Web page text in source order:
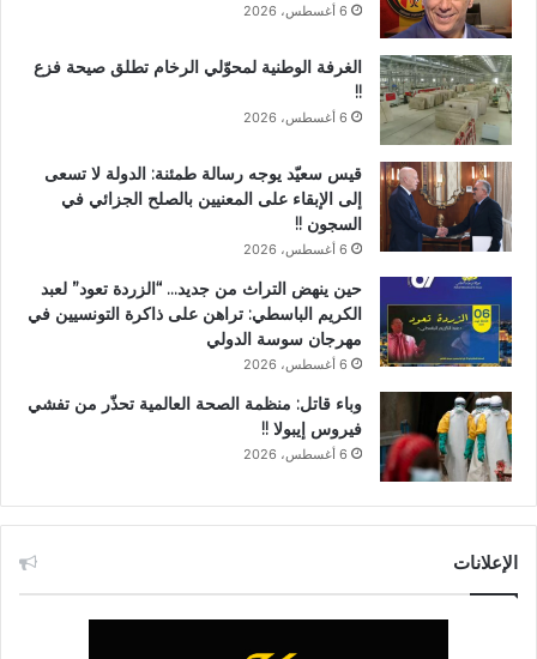
6 أغسطس، 2026
الغرفة الوطنية لمحوّلي الرخام تطلق صيحة فزع
!!
6 أغسطس، 2026
قيس سعيّد يوجه رسالة طمئنة: الدولة لا تسعى
إلى الإبقاء على المعنيين بالصلح الجزائي في
السجون !!
6 أغسطس، 2026
حين ينهض التراث من جديد… “الزردة تعود” لعبد
الكريم الباسطي: تراهن على ذاكرة التونسيين في
مهرجان سوسة الدولي
6 أغسطس، 2026
وباء قاتل: منظمة الصحة العالمية تحذّر من تفشي
فيروس إيبولا !!
6 أغسطس، 2026
الإعلانات